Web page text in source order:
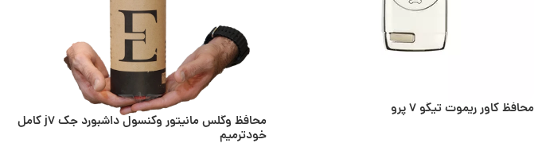
محافظ کاور ریموت تیگو 7 پرو
محافظ وگلس مانیتور وکنسول داشبورد جک j7 کامل
خودترمیم